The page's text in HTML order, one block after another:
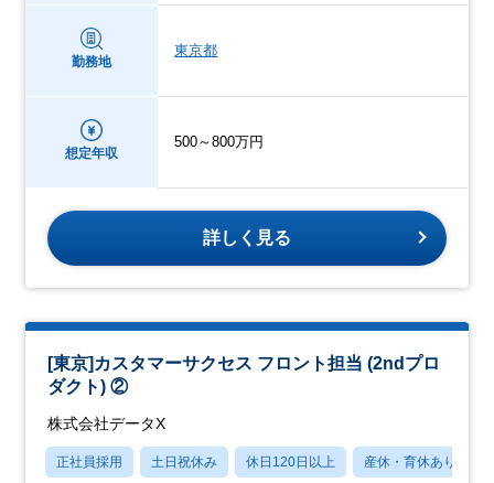
勤務地
東京都
想定年収
500～800万円
詳しく見る
[東京]カスタマーサクセス フロント担当 (2ndプロ
ダクト) ②
株式会社データX
正社員採用 土日祝休み 休日120日以上 産休・育休あり